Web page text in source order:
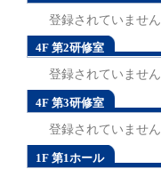
登録されていません
4F 第2研修室
登録されていません
4F 第3研修室
登録されていません
1F 第1ホール